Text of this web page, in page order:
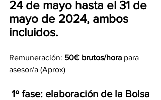
24 de mayo hasta el 31 de
mayo de 2024, ambos
incluidos.
Remuneración: 50€ brutos/hora para
asesor/a (Aprox)
1º fase: elaboración de la Bolsa